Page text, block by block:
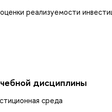
реализуемости
дисциплины
среда